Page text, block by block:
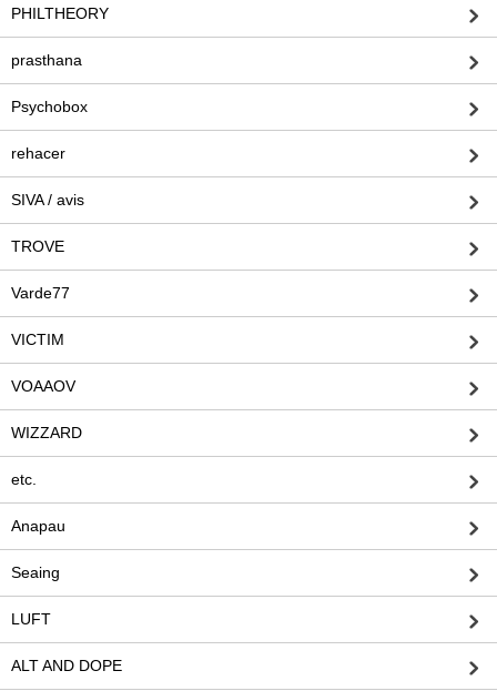
PHILTHEORY
prasthana
Psychobox
rehacer
SIVA / avis
TROVE
Varde77
VICTIM
VOAAOV
WIZZARD
etc.
Anapau
Seaing
LUFT
ALT AND DOPE